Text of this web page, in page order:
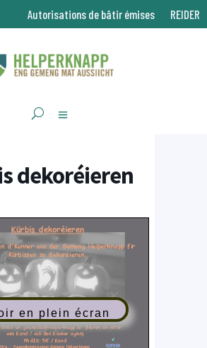
Autorisations de bâtir émises REIDER
dekoréieren
en plein écran